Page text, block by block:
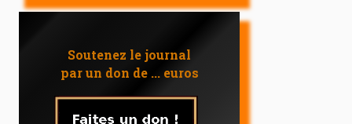
Soutenez le journal
par un don de ... euros